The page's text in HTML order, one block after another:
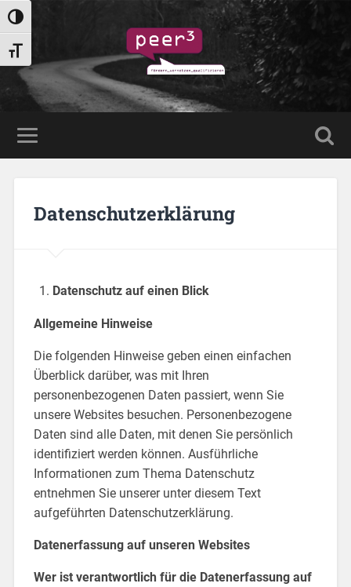
Umschalten auf hohe Kontraste
Schrift vergrößern
Datenschutzerklärung
Datenschutz auf einen Blick
Allgemeine Hinweise
Die folgenden Hinweise geben einen einfachen
Überblick darüber, was mit Ihren
personenbezogenen Daten passiert, wenn Sie
unsere Websites besuchen. Personenbezogene
Daten sind alle Daten, mit denen Sie persönlich
identifiziert werden können. Ausführliche
Informationen zum Thema Datenschutz
entnehmen Sie unserer unter diesem Text
aufgeführten Datenschutzerklärung.
Datenerfassung auf unseren Websites
Wer ist verantwortlich für die Datenerfassung auf